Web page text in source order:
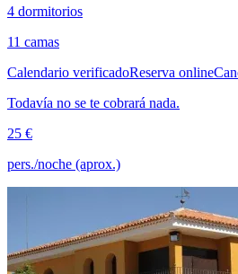
4 dormitorios
11 camas
Calendario verificadoReserva online
Todavía no se te cobrará nada.
25 €
pers./noche (aprox.)